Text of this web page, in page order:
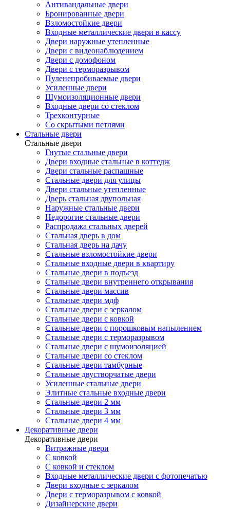
Антивандальные двери
Бронированные двери
Взломостойкие двери
Входные металлические двери в кассу
Двери наружные утепленные
Двери с видеонаблюдением
Двери с домофоном
Двери с терморазрывом
Пуленепробиваемые двери
Усиленные двери
Шумоизоляционные двери
Входные двери со стеклом
Трехконтурные
Со скрытыми петлями
Стальные двери
Стальные двери
Гнутые стальные двери
Двери входные стальные в коттедж
Двери стальные распашные
Стальные двери для улицы
Двери стальные утепленные
Дверь стальная двупольная
Наружные стальные двери
Недорогие стальные двери
Распродажа стальных дверей
Стальная дверь в дом
Стальная дверь на дачу
Стальные взломостойкие двери
Стальные входные двери в квартиру
Стальные двери в подъезд
Стальные двери внутреннего открывания
Стальные двери массив
Стальные двери мдф
Стальные двери с зеркалом
Стальные двери с ковкой
Стальные двери с порошковым напылением
Стальные двери с терморазрывом
Стальные двери с шумоизоляцией
Стальные двери со стеклом
Стальные двери тамбурные
Стальные двустворчатые двери
Усиленные стальные двери
Элитные стальные входные двери
Стальные двери 2 мм
Стальные двери 3 мм
Стальные двери 4 мм
Декоративные двери
Декоративные двери
Витражные двери
С ковкой
С ковкой и стеклом
Входные металлические двери с фотопечатью
Двери входные с зеркалом
Двери с терморазрывом с ковкой
Дизайнерские двери